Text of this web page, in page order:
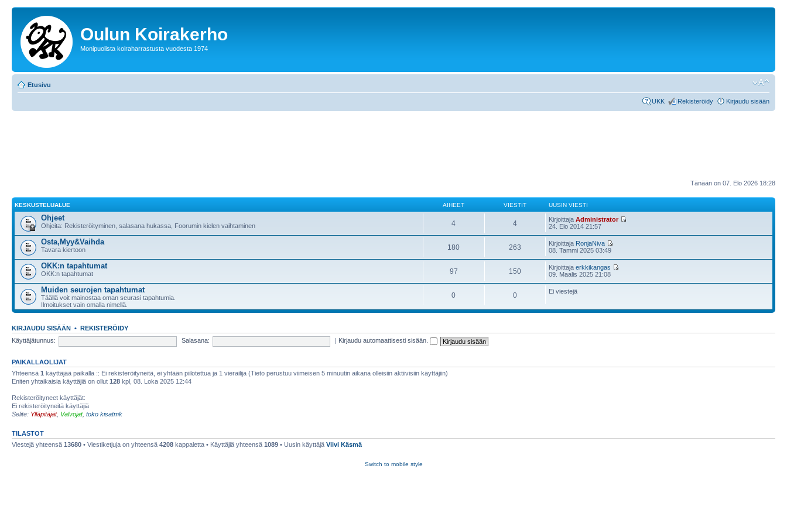
Oulun Koirakerho
Monipuolista koiraharrastusta vuodesta 1974
Etusivu
UKK Rekisteröidy Kirjaudu sisään
Tänään on 07. Elo 2026 18:28
KESKUSTELUALUE AIHEET VIESTIT UUSIN VIESTI
Ohjeet
Ohjeita: Rekisteröityminen, salasana hukassa, Foorumin kielen vaihtaminen 4 4 KirjoittajaAdministrator
24. Elo 2014 21:57
Osta,Myy&Vaihda
Tavara kiertoon 180 263 Kirjoittaja RonjaNiva
08. Tammi 2025 03:49
OKK:n tapahtumat
OKK:n tapahtumat 97 150 Kirjoittajaerkkikangas
09. Maalis 2025 21:08
Muiden seurojen tapahtumat
Täällä voit mainostaa oman seurasi tapahtumia.
Ilmoitukset vain omalla nimellä.
0 0 Ei viestejä
KIRJAUDU SISÄÄN • REKISTERÖIDY
Käyttäjätunnus:
Salasana: Kirjaudu automaattisesti sisään.
PAIKALLAOLIJAT
Yhteensä 1 käyttäjää paikalla :: Ei rekisteröityneitä, ei yhtään piilotettua ja 1 vierailija (Tieto perustuu viimeisen 5 minuutin aikana olleisiin aktiivisiin käyttäjiin)
Eniten yhtaikaisia käyttäjiä on ollut 128 kpl, 08. Loka 2025 12:44
Rekisteröityneet käyttäjät:
Ei rekisteröityneitä käyttäjiä
Selite: Ylläpitäjät, Valvojat, toko kisatmk
TILASTOT
Viestejä yhteensä 13680 • Viestiketjuja on yhteensä 4208 kappaletta • Käyttäjiä yhteensä 1089 • Uusin käyttäjä Viivi Käsmä
Switch to mobile style